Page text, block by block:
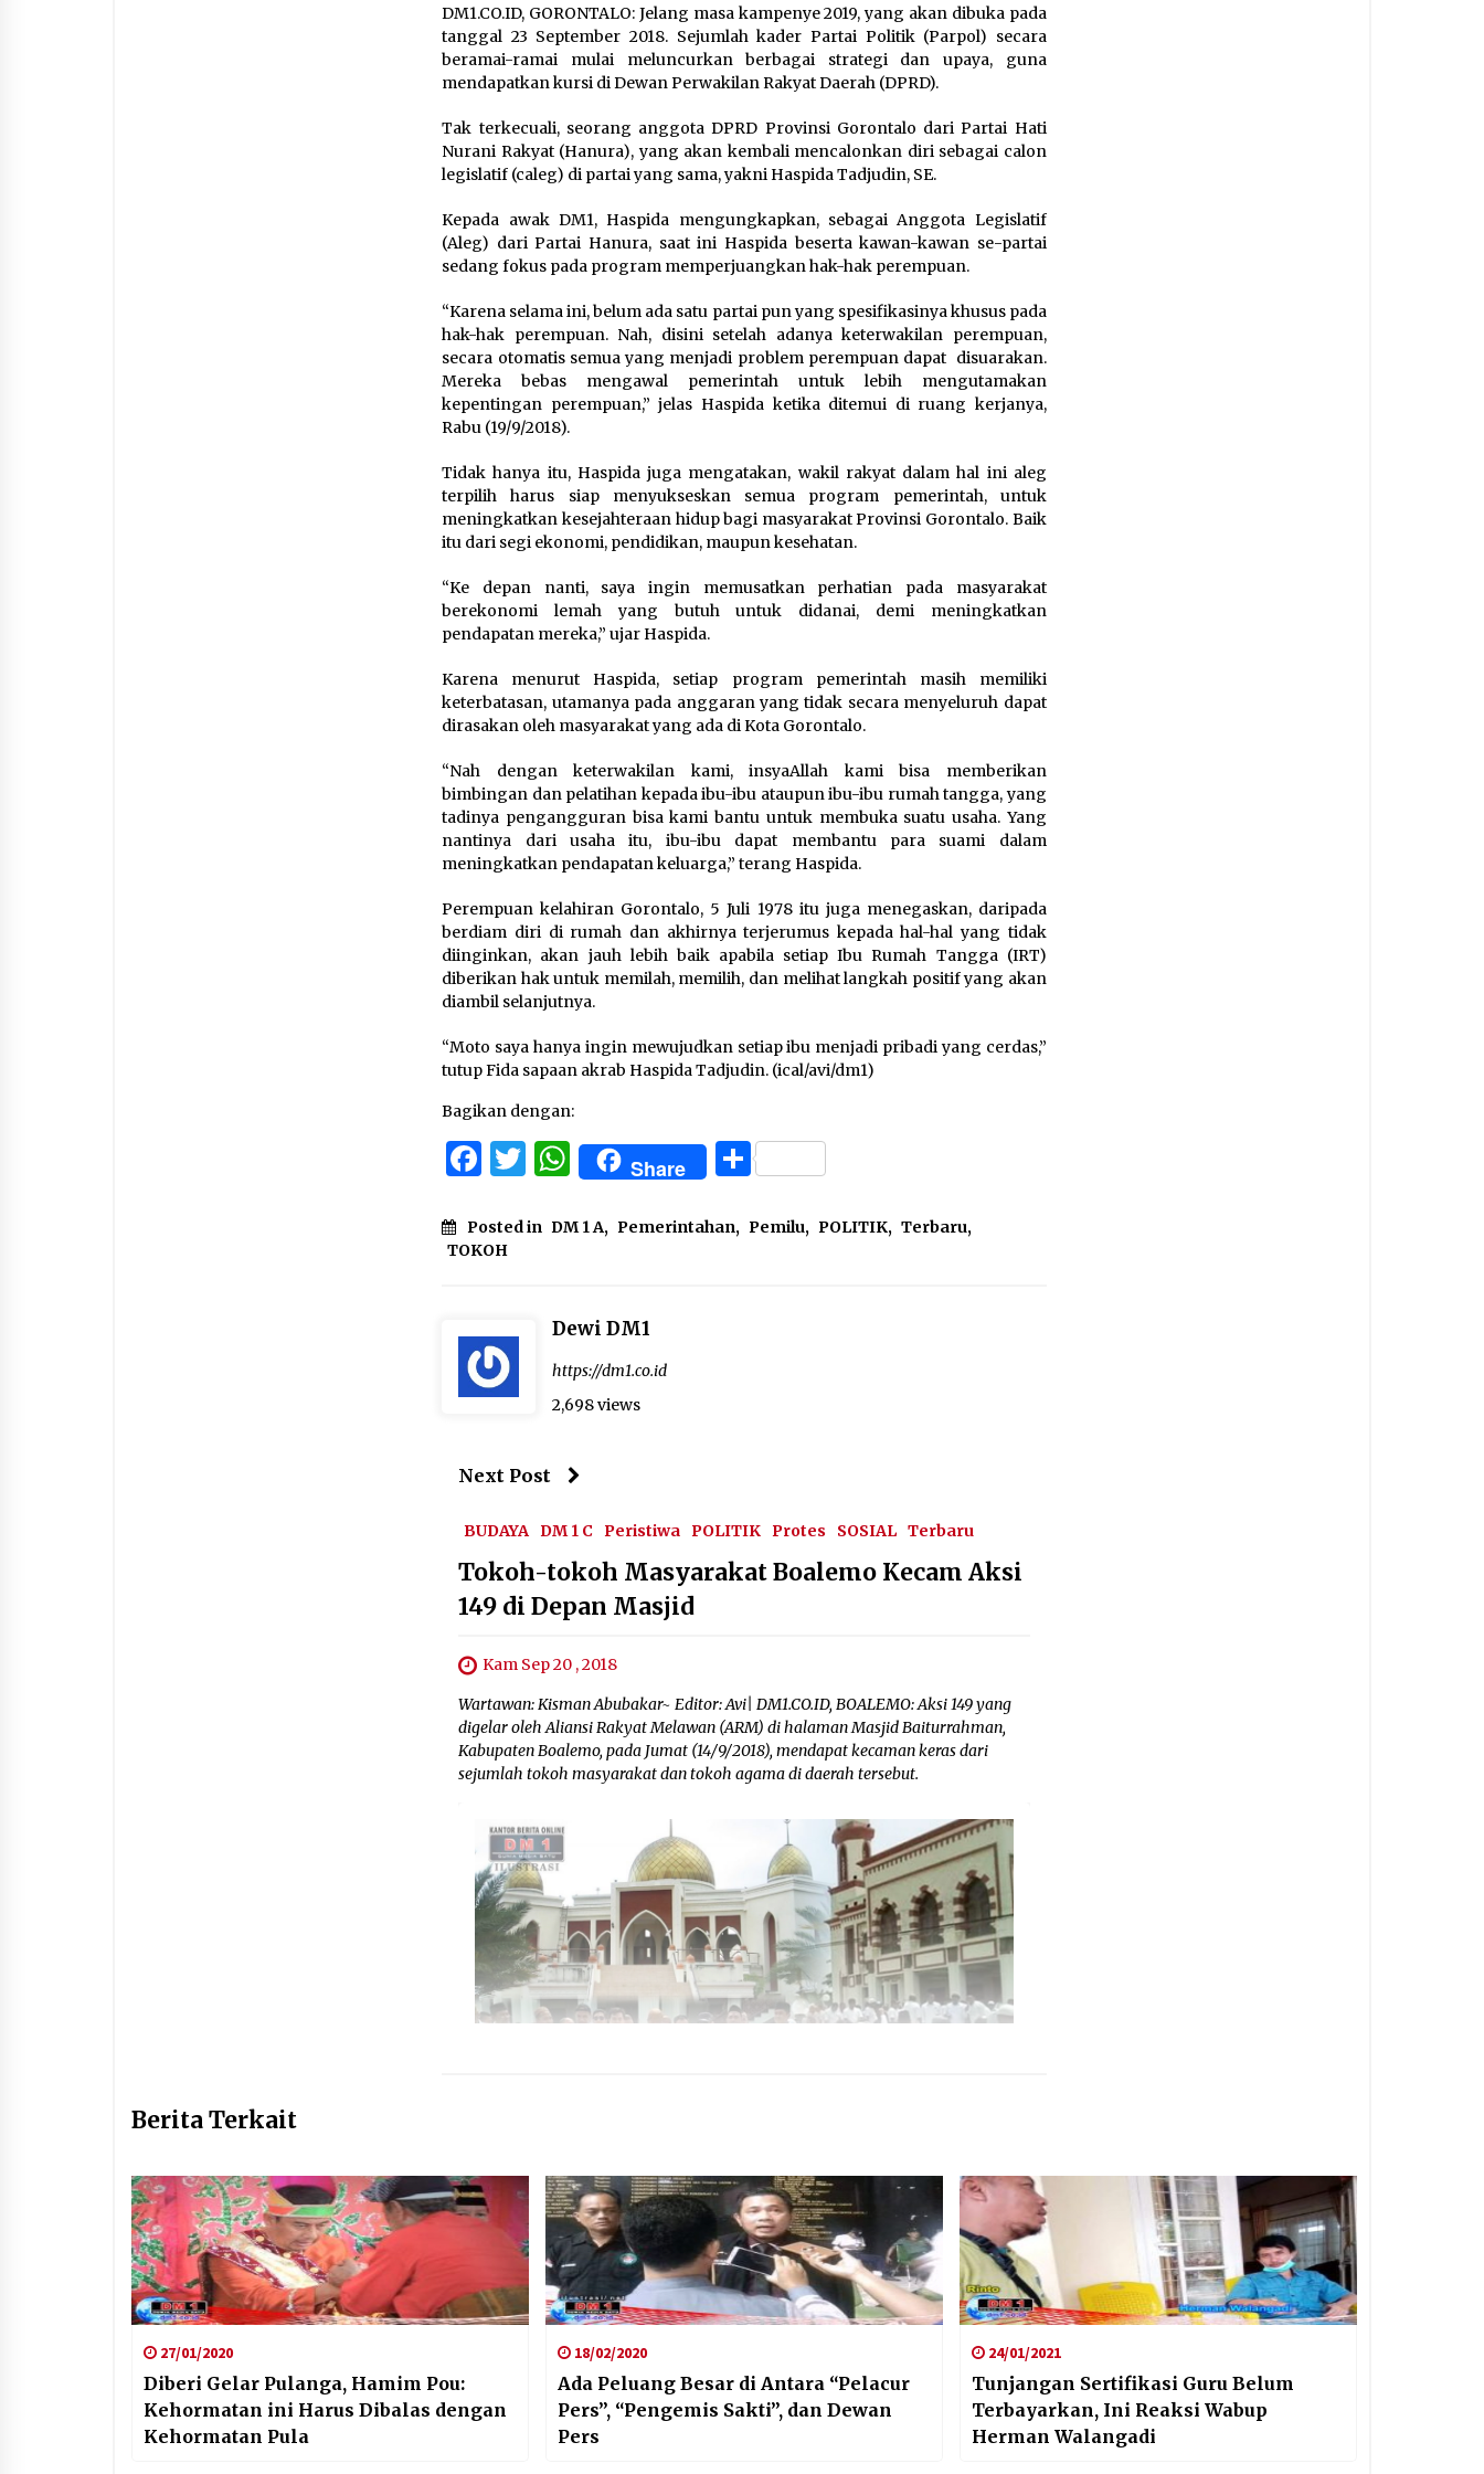
DM1.CO.ID, GORONTALO: Jelang masa kampenye 2019, yang akan dibuka pada
tanggal 23 September 2018. Sejumlah kader Partai Politik (Parpol) secara
beramai-ramai mulai meluncurkan berbagai strategi dan upaya, guna
mendapatkan kursi di Dewan Perwakilan Rakyat Daerah (DPRD).
Tak terkecuali, seorang anggota DPRD Provinsi Gorontalo dari Partai Hati
Nurani Rakyat (Hanura), yang akan kembali mencalonkan diri sebagai calon
legislatif (caleg) di partai yang sama, yakni Haspida Tadjudin, SE.
Kepada awak DM1, Haspida mengungkapkan, sebagai Anggota Legislatif
(Aleg) dari Partai Hanura, saat ini Haspida beserta kawan-kawan se-partai
sedang fokus pada program memperjuangkan hak-hak perempuan.
“Karena selama ini, belum ada satu partai pun yang spesifikasinya khusus pada
hak-hak perempuan. Nah, disini setelah adanya keterwakilan perempuan,
secara otomatis semua yang menjadi problem perempuan dapat disuarakan.
Mereka bebas mengawal pemerintah untuk lebih mengutamakan
kepentingan perempuan,” jelas Haspida ketika ditemui di ruang kerjanya,
Rabu (19/9/2018).
Tidak hanya itu, Haspida juga mengatakan, wakil rakyat dalam hal ini aleg
terpilih harus siap menyukseskan semua program pemerintah, untuk
meningkatkan kesejahteraan hidup bagi masyarakat Provinsi Gorontalo. Baik
itu dari segi ekonomi, pendidikan, maupun kesehatan.
“Ke depan nanti, saya ingin memusatkan perhatian pada masyarakat
berekonomi lemah yang butuh untuk didanai, demi meningkatkan
pendapatan mereka,” ujar Haspida.
Karena menurut Haspida, setiap program pemerintah masih memiliki
keterbatasan, utamanya pada anggaran yang tidak secara menyeluruh dapat
dirasakan oleh masyarakat yang ada di Kota Gorontalo.
“Nah dengan keterwakilan kami, insyaAllah kami bisa memberikan
bimbingan dan pelatihan kepada ibu-ibu ataupun ibu-ibu rumah tangga, yang
tadinya pengangguran bisa kami bantu untuk membuka suatu usaha. Yang
nantinya dari usaha itu, ibu-ibu dapat membantu para suami dalam
meningkatkan pendapatan keluarga,” terang Haspida.
Perempuan kelahiran Gorontalo, 5 Juli 1978 itu juga menegaskan, daripada
berdiam diri di rumah dan akhirnya terjerumus kepada hal-hal yang tidak
diinginkan, akan jauh lebih baik apabila setiap Ibu Rumah Tangga (IRT)
diberikan hak untuk memilah, memilih, dan melihat langkah positif yang akan
diambil selanjutnya.
“Moto saya hanya ingin mewujudkan setiap ibu menjadi pribadi yang cerdas,”
tutup Fida sapaan akrab Haspida Tadjudin. (ical/avi/dm1)
Bagikan dengan:
Facebook
Twitter
WhatsApp
Share Share
Posted in DM 1 A, Pemerintahan, Pemilu, POLITIK, Terbaru,
TOKOH
Dewi DM1
https://dm1.co.id
2,698 views
Next Post
BUDAYA DM 1 C Peristiwa POLITIK Protes SOSIAL Terbaru
Tokoh-tokoh Masyarakat Boalemo Kecam Aksi
149 di Depan Masjid
Kam Sep 20 , 2018
Wartawan: Kisman Abubakar~ Editor: Avi| DM1.CO.ID, BOALEMO: Aksi 149 yang
digelar oleh Aliansi Rakyat Melawan (ARM) di halaman Masjid Baiturrahman,
Kabupaten Boalemo, pada Jumat (14/9/2018), mendapat kecaman keras dari
sejumlah tokoh masyarakat dan tokoh agama di daerah tersebut.
Berita Terkait
27/01/2020
Diberi Gelar Pulanga, Hamim Pou:
Kehormatan ini Harus Dibalas dengan
Kehormatan Pula
18/02/2020
Ada Peluang Besar di Antara “Pelacur
Pers”, “Pengemis Sakti”, dan Dewan
Pers
24/01/2021
Tunjangan Sertifikasi Guru Belum
Terbayarkan, Ini Reaksi Wabup
Herman Walangadi